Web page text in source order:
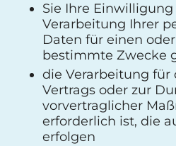
Sie Ihre
Verarbeitung Ihrer
Daten für einen
bestimmte Zwecke
die Verarbeitung für
Vertrags oder zur
vorvertraglicher
erforderlich ist, die
erfolgen